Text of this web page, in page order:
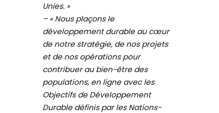
Unies. »
– « Nous plaçons le
développement durable au cœur
de notre stratégie, de nos projets
et de nos opérations pour
contribuer au bien-être des
populations, en ligne avec les
Objectifs de Développement
Durable définis par les Nations-